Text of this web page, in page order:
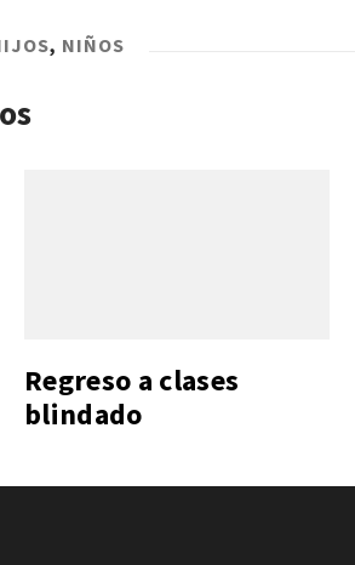
, NIÑOS
Regreso a clases
blindado